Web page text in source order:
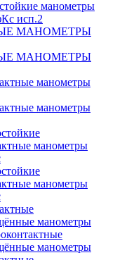
манометры
исп.2
МАНОМЕТРЫ
МАНОМЕТРЫ
манометры
манометры
манометры
манометры
манометры
манометры